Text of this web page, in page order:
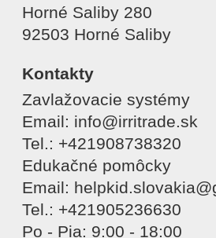
Horné Saliby 280
92503 Horné Saliby
Kontakty
Zavlažovacie systémy
Email: info@irritrade.sk
Tel.: +421908738320
Edukačné pomôcky
Email:
Tel.: +421905236630
Po - Pia: 9:00 - 18:00